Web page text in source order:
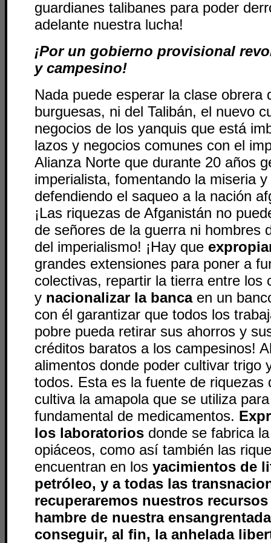
guardianes talibanes para poder
adelante nuestra lucha!
¡Por un gobierno provisional
y campesino!
Nada puede esperar la clase obrera
burguesas, ni del Talibán, el nuevo
negocios de los yanquis que está
lazos y negocios comunes con el
Alianza Norte que durante 20 años
imperialista, fomentando la miseria
defendiendo el saqueo a la nación
¡Las riquezas de Afganistán no
de señores de la guerra ni hombres
del imperialismo! ¡Hay que
grandes extensiones para poner a
colectivas, repartir la tierra entre los
y nacionalizar la bancaen un
con él garantizar que todos los
pobre pueda retirar sus ahorros y
créditos baratos a los campesinos!
alimentos donde poder cultivar trigo
todos. Esta es la fuente de riquezas
cultiva la amapola que se utiliza
fundamental de medicamentos.
los laboratorios donde se fabrica
opiáceos, como así también las
encuentran en los yacimientos de
petróleo, y a todas las
recuperaremos nuestros
hambre de nuestra
conseguir, al fin, la anhelada